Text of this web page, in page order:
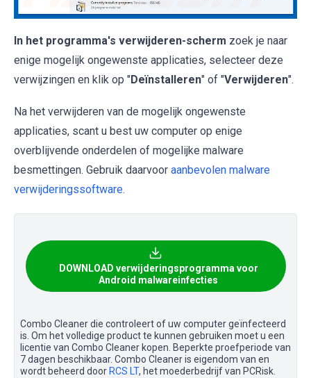
In het programma's verwijderen-scherm zoek je naar
enige mogelijk ongewenste applicaties, selecteer deze
verwijzingen en klik op "Deïnstalleren" of "Verwijderen".
Na het verwijderen van de mogelijk ongewenste
applicaties, scant u best uw computer op enige
overblijvende onderdelen of mogelijke malware
besmettingen. Gebruik daarvoor aanbevolen malware
verwijderingssoftware.
DOWNLOAD verwijderingsprogramma voor
Android malwareinfecties
Combo Cleaner die controleert of uw computer geïnfecteerd
is. Om het volledige product te kunnen gebruiken moet u een
licentie van Combo Cleaner kopen. Beperkte proefperiode van
7 dagen beschikbaar. Combo Cleaner is eigendom van en
wordt beheerd door RCS LT, het moederbedrijf van PCRisk.